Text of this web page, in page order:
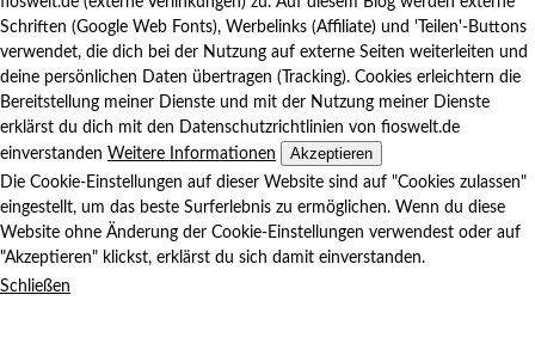
Schriften (Google Web Fonts), Werbelinks (Affiliate) und 'Teilen'-Buttons
verwendet, die dich bei der Nutzung auf externe Seiten weiterleiten und
deine persönlichen Daten übertragen (Tracking). Cookies erleichtern die
Bereitstellung meiner Dienste und mit der Nutzung meiner Dienste
erklärst du dich mit den Datenschutzrichtlinien von fioswelt.de
einverstanden Weitere Informationen Akzeptieren
Die Cookie-Einstellungen auf dieser Website sind auf "Cookies zulassen"
eingestellt, um das beste Surferlebnis zu ermöglichen. Wenn du diese
Website ohne Änderung der Cookie-Einstellungen verwendest oder auf
"Akzeptieren" klickst, erklärst du sich damit einverstanden.
Schließen